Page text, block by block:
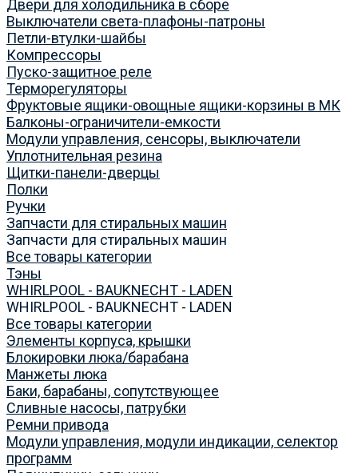
Двери для холодильника в сборе
Выключатели света-плафоны-патроны
Петли-втулки-шайбы
Компрессоры
Пуско-защитное реле
Терморегуляторы
Фруктовые ящики-овощные ящики-корзины в МК
Балконы-ограничители-емкости
Модули управления, сенсоры, выключатели
Уплотнительная резина
Щитки-панели-дверцы
Полки
Ручки
Запчасти для стиральных машин
Запчасти для стиральных машин
Все товары категории
Тэны
WHIRLPOOL - BAUKNECHT - LADEN
WHIRLPOOL - BAUKNECHT - LADEN
Все товары категории
Элементы корпуса, крышки
Блокировки люка/барабана
Манжеты люка
Баки, барабаны, сопутствующее
Сливные насосы, патрубки
Ремни привода
Модули управления, модули индикации, селектор
программ